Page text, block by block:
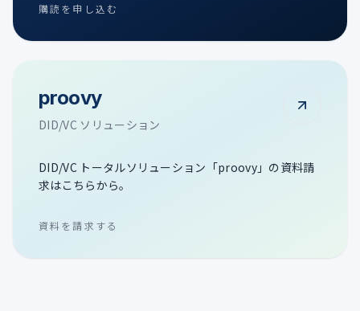
購読を申し込む
proovy
DID/VC ソリューション
DID/VC トータルソリューション「proovy」の資料請
求はこちらから。
資料を請求する